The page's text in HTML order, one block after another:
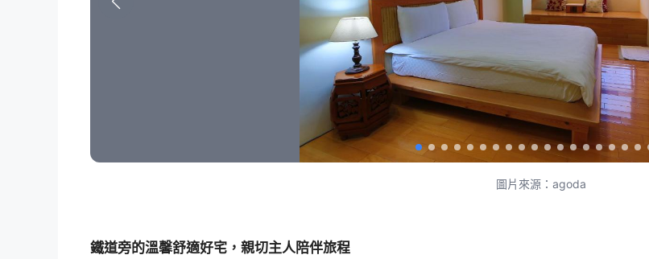
圖片來源：agoda
鐵道旁的溫馨舒適好宅，親切主人陪伴旅程